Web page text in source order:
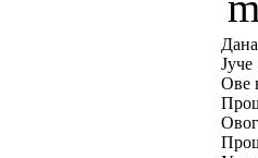
Јуче
Ове